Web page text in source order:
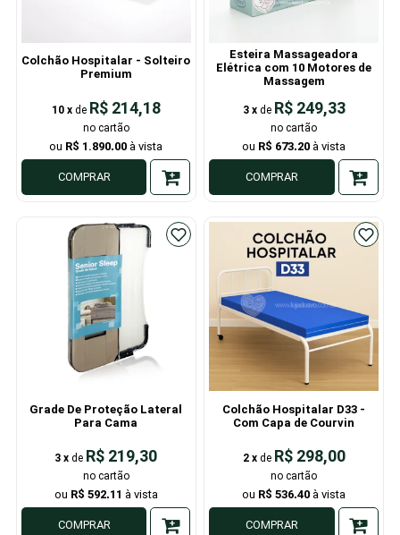
Colchão Hospitalar - Solteiro
Premium
10 x de R$ 214,18
R$ 1.890,00
COMPRAR
Esteira Massageadora
Elétrica com 10 Motores de
Massagem
3 x de R$ 249,33
R$ 673,20
COMPRAR
Grade De Proteção Lateral
Para Cama
3 x de R$ 219,30
R$ 592,11
COMPRAR
Colchão Hospitalar D33 -
Com Capa de Courvin
2 x de R$ 298,00
R$ 536,40
COMPRAR